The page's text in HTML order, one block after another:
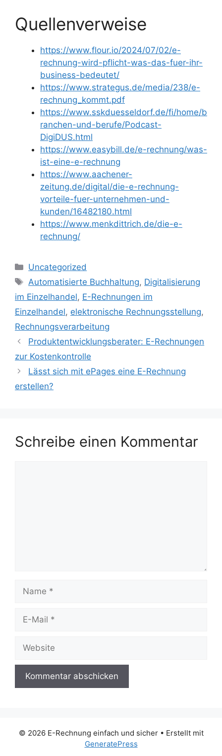
Quellenverweise
https://www.flour.io/2024/07/02/e-
rechnung-wird-pflicht-was-das-fuer-ihr-
business-bedeutet/
https://www.strategus.de/media/238/e-
rechnung_kommt.pdf
https://www.sskduesseldorf.de/fi/home/b
ranchen-und-berufe/Podcast-
DigiDUS.html
https://www.easybill.de/e-rechnung/was-
ist-eine-e-rechnung
https://www.aachener-
zeitung.de/digital/die-e-rechnung-
vorteile-fuer-unternehmen-und-
kunden/16482180.html
https://www.menkdittrich.de/die-e-
rechnung/
Kategorien
Uncategorized
Schlagwörter
Automatisierte Buchhaltung, Digitalisierung
im Einzelhandel, E-Rechnungen im
Einzelhandel, elektronische Rechnungsstellung,
Rechnungsverarbeitung
Produktentwicklungsberater: E-Rechnungen
zur Kostenkontrolle
Lässt sich mit ePages eine E-Rechnung
erstellen?
Schreibe einen Kommentar
Name
Website
© 2026 E-Rechnung einfach und sicher• Erstellt mit
GeneratePress